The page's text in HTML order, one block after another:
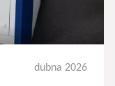
dubna 2026